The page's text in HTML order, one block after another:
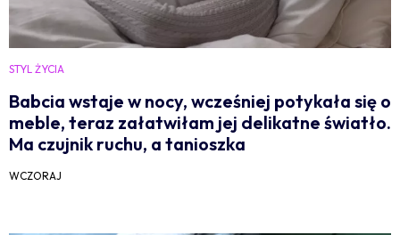
STYL ŻYCIA
Babcia wstaje w nocy, wcześniej potykała się o
meble, teraz załatwiłam jej delikatne światło.
Ma czujnik ruchu, a tanioszka
WCZORAJ